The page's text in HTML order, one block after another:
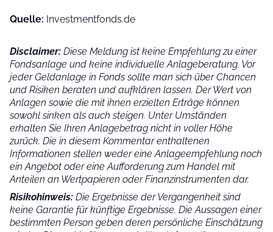
Quelle: Investmentfonds.de
Disclaimer: Diese Meldung ist keine Empfehlung zu einer
Fondsanlage und keine individuelle Anlageberatung. Vor
jeder Geldanlage in Fonds sollte man sich über Chancen
und Risiken beraten und aufklären lassen. Der Wert von
Anlagen sowie die mit ihnen erzielten Erträge können
sowohl sinken als auch steigen. Unter Umständen
erhalten Sie Ihren Anlagebetrag nicht in voller Höhe
zurück. Die in diesem Kommentar enthaltenen
Informationen stellen weder eine Anlageempfehlung noch
ein Angebot oder eine Aufforderung zum Handel mit
Anteilen an Wertpapieren oder Finanzinstrumenten dar.
Risikohinweis: Die Ergebnisse der Vergangenheit sind
keine Garantie für künftige Ergebnisse. Die Aussagen einer
bestimmten Person geben deren persönliche Einschätzung